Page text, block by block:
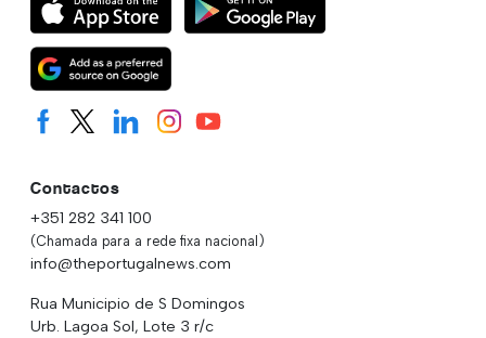
Contactos
+351 282 341 100
(Chamada para a rede fixa nacional)
info@theportugalnews.com
Rua Municipio de S Domingos
Urb. Lagoa Sol, Lote 3 r/c